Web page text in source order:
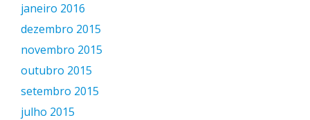
janeiro 2016
dezembro 2015
novembro 2015
outubro 2015
setembro 2015
julho 2015